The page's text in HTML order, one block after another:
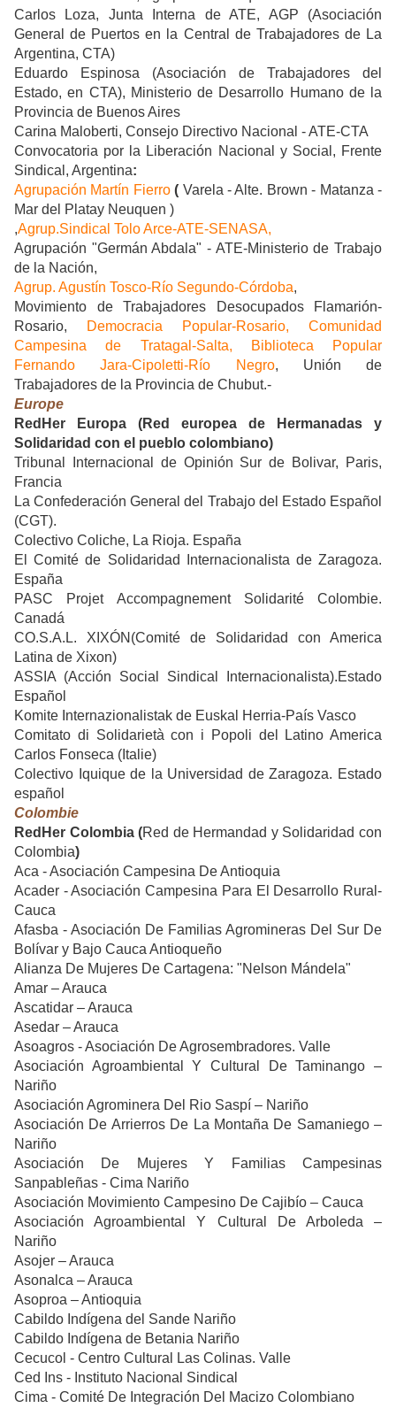
Carlos Loza, Junta Interna de ATE, AGP (Asociación
General de Puertos en la Central de Trabajadores de La
Argentina, CTA)
Eduardo Espinosa (Asociación de Trabajadores del
Estado, en CTA), Ministerio de Desarrollo Humano de la
Provincia de Buenos Aires
Carina Maloberti, Consejo Directivo Nacional - ATE-CTA
Convocatoria por la Liberación Nacional y Social, Frente
Sindical, Argentina:
Agrupación Martín Fierro( Varela - Alte. Brown - Matanza -
Mar del Platay Neuquen )
,Agrup.Sindical Tolo Arce-ATE-SENASA,
Agrupación "Germán Abdala" - ATE-Ministerio de Trabajo
de la Nación,
Agrup. Agustín Tosco-Río Segundo-Córdoba,
Movimiento de Trabajadores Desocupados Flamarión-
Rosario,
Democracia Popular-Rosario,
Comunidad
Campesina de Tratagal-Salta,
Biblioteca Popular
Fernando Jara-Cipoletti-Río Negro, Unión de
Trabajadores de la Provincia de Chubut.-
Europe
RedHer Europa (Red europea de Hermanadas y
Solidaridad con el pueblo colombiano)
Tribunal Internacional de Opinión Sur de Bolivar, Paris,
Francia
La Confederación General del Trabajo del Estado Español
(CGT).
Colectivo Coliche, La Rioja. España
El Comité de Solidaridad Internacionalista de Zaragoza.
España
PASC Projet Accompagnement Solidarité Colombie.
Canadá
CO.S.A.L. XIXÓN(Comité de Solidaridad con America
Latina de Xixon)
ASSIA (Acción Social Sindical Internacionalista).Estado
Español
Komite Internazionalistak de Euskal Herria-País Vasco
Comitato di Solidarietà con i Popoli del Latino America
Carlos Fonseca (Italie)
Colectivo Iquique de la Universidad de Zaragoza. Estado
español
Colombie
RedHer Colombia (Red de Hermandad y Solidaridad con
Colombia)
Aca - Asociación Campesina De Antioquia
Acader - Asociación Campesina Para El Desarrollo Rural-
Cauca
Afasba - Asociación De Familias Agromineras Del Sur De
Bolívar y Bajo Cauca Antioqueño
Alianza De Mujeres De Cartagena: "Nelson Mándela"
Amar – Arauca
Ascatidar – Arauca
Asedar – Arauca
Asoagros - Asociación De Agrosembradores. Valle
Asociación Agroambiental Y Cultural De Taminango –
Nariño
Asociación Agrominera Del Rio Saspí – Nariño
Asociación De Arrierros De La Montaña De Samaniego –
Nariño
Asociación De Mujeres Y Familias Campesinas
Sanpableñas - Cima Nariño
Asociación Movimiento Campesino De Cajibío – Cauca
Asociación Agroambiental Y Cultural De Arboleda –
Nariño
Asojer – Arauca
Asonalca – Arauca
Asoproa – Antioquia
Cabildo Indígena del Sande Nariño
Cabildo Indígena de Betania Nariño
Cecucol - Centro Cultural Las Colinas. Valle
Ced Ins - Instituto Nacional Sindical
Cima - Comité De Integración Del Macizo Colombiano